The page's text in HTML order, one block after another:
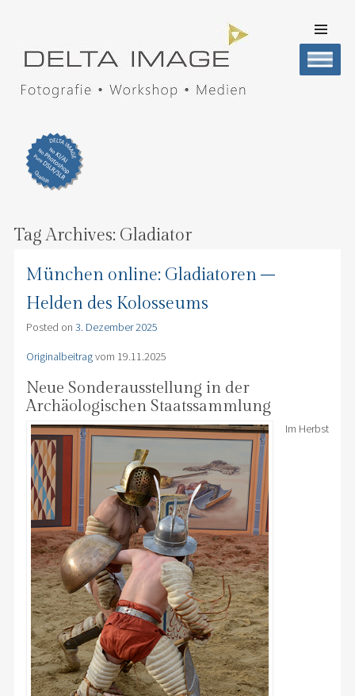
CONTENT
Tag Archives: Gladiator
München online: Gladiatoren –
Helden des Kolosseums
Posted on 3. Dezember 2025
Originalbeitragvom 19.11.2025
Neue Sonderausstellung in der
Archäologischen Staatssammlung
Im Herbst